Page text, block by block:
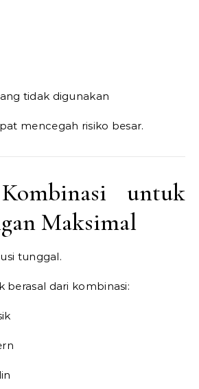
tidak digunakan
mencegah risiko besar.
untuk
Maksimal
tunggal.
berasal dari kombinasi: